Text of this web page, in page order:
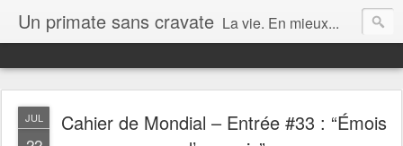
Un primate sans cravate La vie. En mieux...
JUL
Cahier de Mondial – Entrée #33 : “Émois